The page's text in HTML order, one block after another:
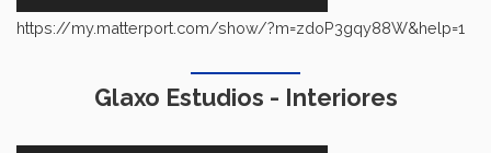
https://my.matterport.com/show/?m=zdoP3gqy88W&help=1
Glaxo Estudios - Interiores